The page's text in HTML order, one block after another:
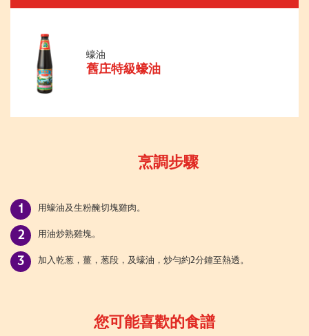
蠔油
舊庄特級蠔油
烹調步驟
用蠔油及生粉醃切塊雞肉。
用油炒熟雞塊。
加入乾葱，薑，葱段，及蠔油，炒勻約2分鐘至熱透。
您可能喜歡的食譜